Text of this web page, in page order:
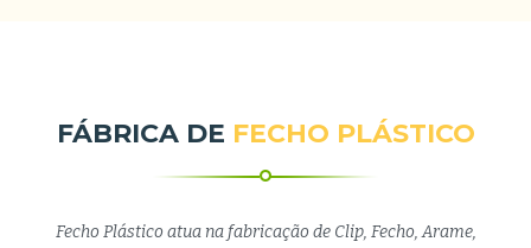
FÁBRICA DE FECHO PLÁSTICO
Fecho Plástico atua na fabricação de Clip, Fecho, Arame,